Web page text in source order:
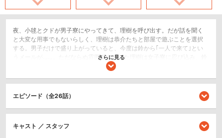
夜、小毬とクドが男子寮にやってきて、理樹を呼び出す。だが話を聞く
と大変な用事でもないらしく、理樹は恭介たちと部屋で遊ぶことを選択
する。男子だけで盛り上がっていると、今度は鈴から｢一人で来て｣とい
うメールが……。ただならぬ雰囲気を感じた理樹は女子寮に忍び込み、鈴
の部屋をノックする。すると、そこにはリトルバスターズの女子メンバ
しみの一夜が始まる――。
恋愛/ラブコメ
ドラマ/青春
さらに見る
エピソード（全26話）
キャスト ／ スタッフ